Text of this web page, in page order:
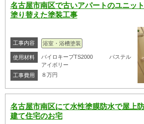
名古屋市南区で古いアパートのユニッ
塗り替えた塗装工事
工事内容 浴室・浴槽塗装
使用材料
バイロキープTS2000 パステル
アイボリー
工事費用
８万円
名古屋市南区にて水性塗膜防水で屋上
建て住宅のお宅